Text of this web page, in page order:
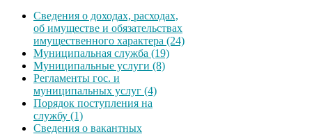
Сведения о доходах, расходах,
об имуществе и обязательствах
имущественного характера (24)
Муниципальная служба (19)
Муниципальные услуги (8)
Регламенты гос. и
муниципальных услуг (4)
Порядок поступления на
службу (1)
Сведения о вакантных